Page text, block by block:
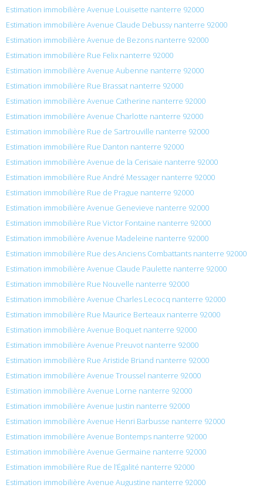
Estimation immobilière Avenue Louisette nanterre 92000
Estimation immobilière Avenue Claude Debussy nanterre 92000
Estimation immobilière Avenue de Bezons nanterre 92000
Estimation immobilière Rue Felix nanterre 92000
Estimation immobilière Avenue Aubenne nanterre 92000
Estimation immobilière Rue Brassat nanterre 92000
Estimation immobilière Avenue Catherine nanterre 92000
Estimation immobilière Avenue Charlotte nanterre 92000
Estimation immobilière Rue de Sartrouville nanterre 92000
Estimation immobilière Rue Danton nanterre 92000
Estimation immobilière Avenue de la Cerisaie nanterre 92000
Estimation immobilière Rue André Messager nanterre 92000
Estimation immobilière Rue de Prague nanterre 92000
Estimation immobilière Avenue Genevieve nanterre 92000
Estimation immobilière Rue Victor Fontaine nanterre 92000
Estimation immobilière Avenue Madeleine nanterre 92000
Estimation immobilière Rue des Anciens Combattants nanterre 92000
Estimation immobilière Avenue Claude Paulette nanterre 92000
Estimation immobilière Rue Nouvelle nanterre 92000
Estimation immobilière Avenue Charles Lecocq nanterre 92000
Estimation immobilière Rue Maurice Berteaux nanterre 92000
Estimation immobilière Avenue Boquet nanterre 92000
Estimation immobilière Avenue Preuvot nanterre 92000
Estimation immobilière Rue Aristide Briand nanterre 92000
Estimation immobilière Avenue Troussel nanterre 92000
Estimation immobilière Avenue Lorne nanterre 92000
Estimation immobilière Avenue Justin nanterre 92000
Estimation immobilière Avenue Henri Barbusse nanterre 92000
Estimation immobilière Avenue Bontemps nanterre 92000
Estimation immobilière Avenue Germaine nanterre 92000
Estimation immobilière Rue de l’Égalité nanterre 92000
Estimation immobilière Avenue Augustine nanterre 92000